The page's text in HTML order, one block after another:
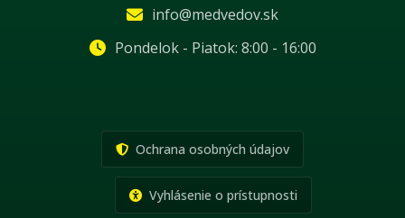
info@medvedov.sk
Pondelok - Piatok: 8:00 - 16:00
Ochrana osobných údajov
Vyhlásenie o prístupnosti